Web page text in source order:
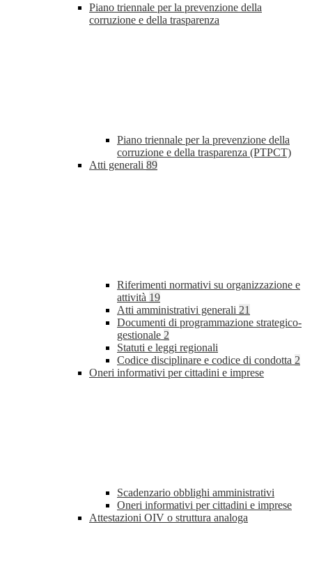
Piano triennale per la prevenzione della
corruzione e della trasparenza
Piano triennale per la prevenzione della
corruzione e della trasparenza (PTPCT)
Atti generali 89
Riferimenti normativi su organizzazione e
attività 19
Atti amministrativi generali 21
Documenti di programmazione strategico-
gestionale 2
Statuti e leggi regionali
Codice disciplinare e codice di condotta 2
Oneri informativi per cittadini e imprese
Scadenzario obblighi amministrativi
Oneri informativi per cittadini e imprese
Attestazioni OIV o struttura analoga